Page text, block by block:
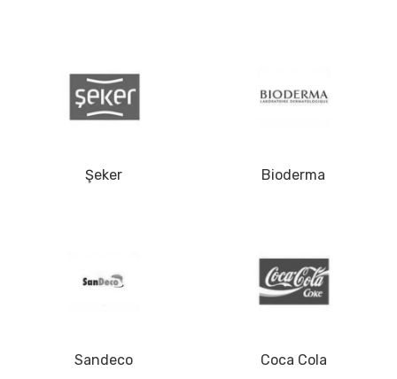
Şeker Bioderma
Sandeco Coca Cola